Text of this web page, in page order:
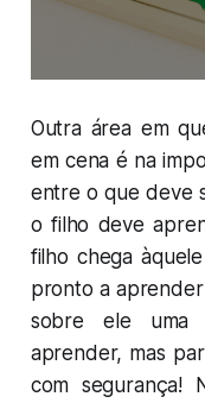
Outra área em
em cena é na
entre o que deve
o filho deve
filho chega
pronto a
sobre ele uma
aprender, mas
com segurança!